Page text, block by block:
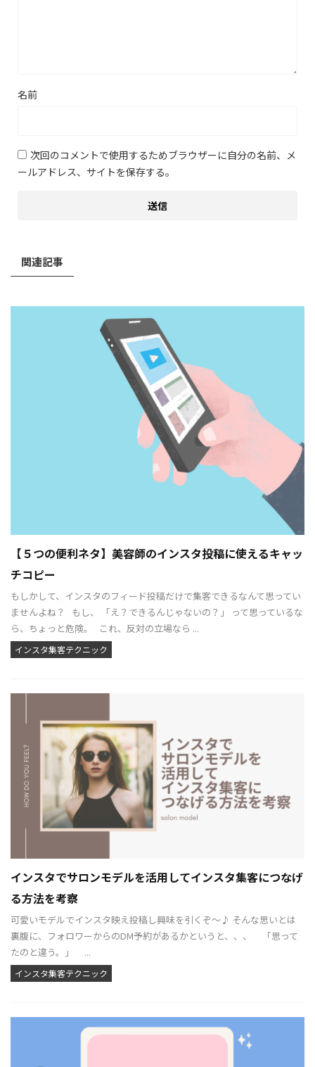
名前
次回のコメントで使用するためブラウザーに自分の名前、メ
ールアドレス、サイトを保存する。
関連記事
【５つの便利ネタ】美容師のインスタ投稿に使えるキャッ
チコピー
もしかして、インスタのフィード投稿だけで集客できるなんて思ってい
ませんよね？ もし、 「え？できるんじゃないの？」 って思っているな
ら、ちょっと危険。 これ、反対の立場なら ...
インスタ集客テクニック
インスタでサロンモデルを活用してインスタ集客につなげ
る方法を考察
可愛いモデルでインスタ映え投稿し興味を引くぞ〜♪ そんな思いとは
裏腹に、フォロワーからのDM予約があるかというと、、、 「思って
たのと違う。」 ...
インスタ集客テクニック